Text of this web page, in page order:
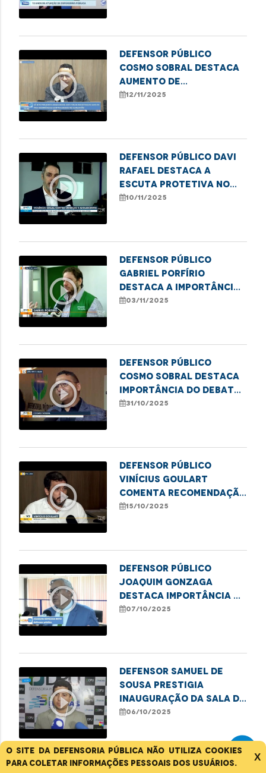
O site da Defensoria Pública não utiliza cookies
para coletar informações pessoais dos usuários.
X
play_circle_outline
Defensor Público
Cosmo Sobral destaca
aumento de
atendimentos por
12/11/2025
play_circle_outline
Defensor Público Davi
Rafael destaca a
escuta protetiva no
combate à violência
10/11/2025
play_circle_outline
Defensor público
Gabriel Porfírio
destaca a importância
da Semana Nacional da
03/11/2025
play_circle_outline
Defensor público
Cosmo Sobral destaca
importância do debate
sobre o uso medicinal
31/10/2025
play_circle_outline
Defensor público
Vinícius Goulart
comenta recomendação
da Defensoria por mais
15/10/2025
play_circle_outline
Defensor público
Joaquim Gonzaga
destaca importância da
denúncia na proteção
07/10/2025
play_circle_outline
Defensor Samuel de
Sousa prestigia
inauguração da sala da
DPU em Balsas
06/10/2025